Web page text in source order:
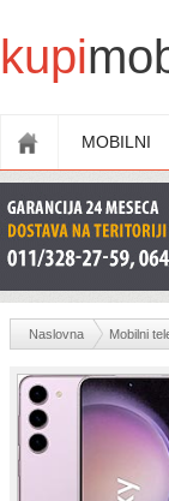
kupi
MOBILNI
Naslovna Mobilni